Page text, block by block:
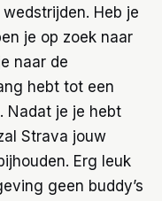
Heb je
je op zoek naar
naar de
hebt tot een
Nadat je je hebt
Strava jouw
Erg leuk
geen buddy’s